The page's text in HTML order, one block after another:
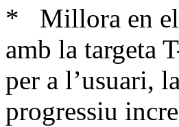
* Millora en el
amb la targeta
per a l’usuari,
progressiu